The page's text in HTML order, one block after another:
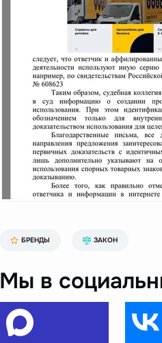
БРЕНДЫ ЗАКОН
Мы в